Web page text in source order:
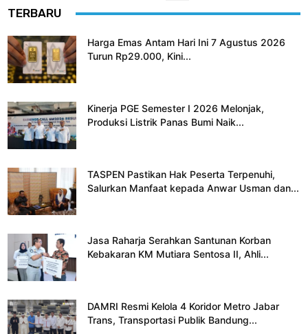
TERBARU
Harga Emas Antam Hari Ini 7 Agustus 2026
Turun Rp29.000, Kini...
Kinerja PGE Semester I 2026 Melonjak,
Produksi Listrik Panas Bumi Naik...
TASPEN Pastikan Hak Peserta Terpenuhi,
Salurkan Manfaat kepada Anwar Usman dan...
Jasa Raharja Serahkan Santunan Korban
Kebakaran KM Mutiara Sentosa II, Ahli...
DAMRI Resmi Kelola 4 Koridor Metro Jabar
Trans, Transportasi Publik Bandung...